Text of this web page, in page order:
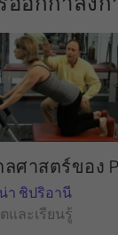
ศาสตร์ของ
า ชิปริอานี
และเรียนรู้